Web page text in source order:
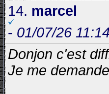
14. marcel
- 01/07/26 11:14
Donjon c'est
Je me